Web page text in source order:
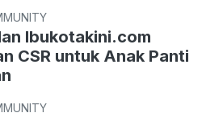
Ibukotakini.com
CSR untuk Anak Panti